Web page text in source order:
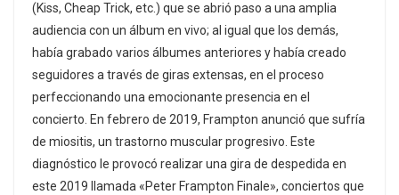
(Kiss, Cheap Trick, etc.) que se abrió paso a una amplia
audiencia con un álbum en vivo; al igual que los demás,
había grabado varios álbumes anteriores y había creado
seguidores a través de giras extensas, en el proceso
perfeccionando una emocionante presencia en el
concierto. En febrero de 2019, Frampton anunció que sufría
de miositis, un trastorno muscular progresivo. Este
diagnóstico le provocó realizar una gira de despedida en
este 2019 llamada «Peter Frampton Finale», conciertos que